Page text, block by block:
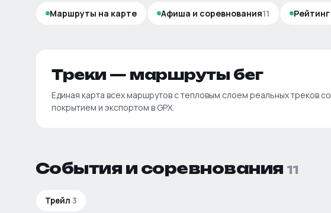
Маршруты на карте Афиша и соревнования11 Рейтинг
Треки — маршруты бег
Единая карта всех маршрутов с тепловым слоем реальных треков
покрытием и экспортом в GPX.
События и соревнования 11
Трейл 3